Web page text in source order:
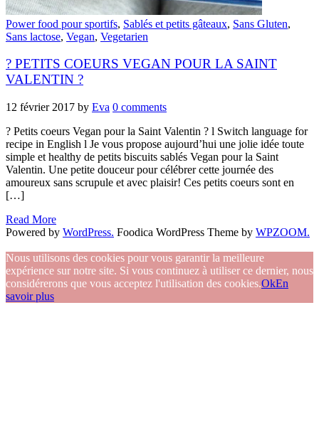
Power food pour sportifs, Sablés et petits gâteaux, Sans Gluten,
Sans lactose, Vegan, Vegetarien
? PETITS COEURS VEGAN POUR LA SAINT
VALENTIN ?
12 février 2017 by Eva 0 comments
? Petits coeurs Vegan pour la Saint Valentin ? l Switch language for
recipe in English l Je vous propose aujourd’hui une jolie idée toute
simple et healthy de petits biscuits sablés Vegan pour la Saint
Valentin. Une petite douceur pour célébrer cette journée des
amoureux sans scrupule et avec plaisir! Ces petits coeurs sont en
[…]
Read More
Powered by WordPress. Foodica WordPress Theme by WPZOOM.
Nous utilisons des cookies pour vous garantir la meilleure
expérience sur notre site. Si vous continuez à utiliser ce dernier, nous
considérerons que vous acceptez l'utilisation des cookies.OkEn
savoir plus